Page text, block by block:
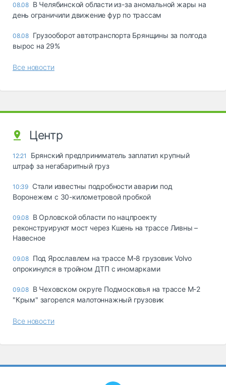
08.08 В Челябинской области из-за аномальной жары на
день ограничили движение фур по трассам
08.08 Грузооборот автотранспорта Брянщины за полгода
вырос на 29%
Все новости
Центр
12:21
Брянский предприниматель заплатил крупный
штраф за негабаритный груз
10:39 Стали известны подробности аварии под
Воронежем с 30-километровой пробкой
09.08 В Орловской области по нацпроекту
реконструируют мост через Кшень на трассе Ливны –
Навесное
09.08 Под Ярославлем на трассе М-8 грузовик Volvo
опрокинулся в тройном ДТП с иномарками
09.08 В Чеховском округе Подмосковья на трассе М-2
"Крым" загорелся малотоннажный грузовик
Все новости